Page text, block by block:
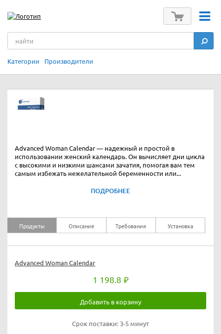
Категории Производители
Advanced Woman Calendar — надежный и простой в
использовании женский календарь. Он вычисляет дни цикла
с высокими и низкими шансами зачатия, помогая вам тем
самым избежать нежелательной беременности или...
ПОДРОБНЕЕ
Продукты Описание Требования Установка
Advanced Woman Calendar
1 198.8
Добавить в корзину
Срок поставки: 3-5 минут